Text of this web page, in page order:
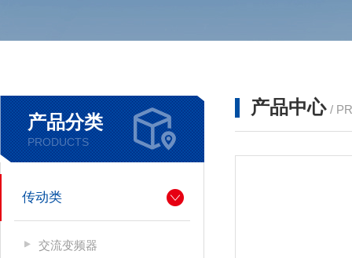
产品分类
PRODUCTS
传动类
交流变频器
产品中心 /